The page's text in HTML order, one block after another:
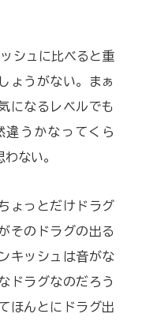
シュに比べると重
ょうがない。まぁ
になるレベルでも
違うかなってくら
ない。
ょっとだけドラグ
そのドラグの出る
キッシュは音がな
ドラグなのだろう
ほんとにドラグ出